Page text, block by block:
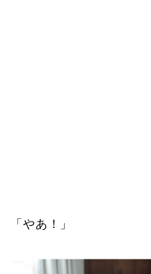
「やあ！」